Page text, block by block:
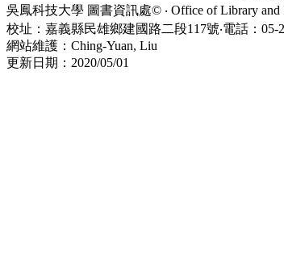
吳鳳科技大學 圖書資訊處© ‧ Office of Library and
校址：嘉義縣民雄鄉建國路二段117號‧電話：05-
網站維護：Ching-Yuan, Liu
更新日期：2020/05/01